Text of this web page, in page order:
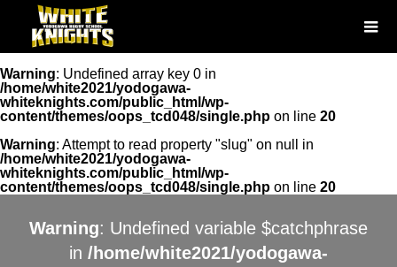
Warning: Undefined array key 0 in
/home/white2021/yodogawa-
whiteknights.com/public_html/wp-
content/themes/oops_tcd048/single.php on line 20
Warning: Attempt to read property "slug" on null in
/home/white2021/yodogawa-
whiteknights.com/public_html/wp-
content/themes/oops_tcd048/single.php on line 20
Warning: Undefined variable $catchphrase
in /home/white2021/yodogawa-